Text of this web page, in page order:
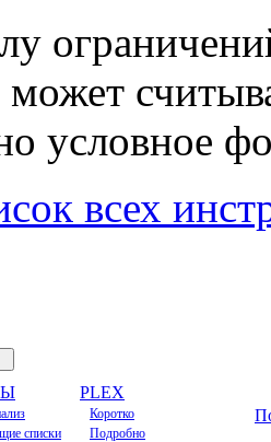
условное
всех
списки
PLEX
Коротко
Подробно